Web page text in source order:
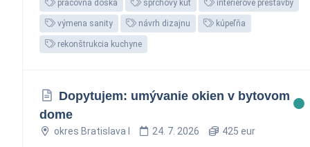
pracovná doska sprchový kút interiérové prestavby
výmena sanity návrh dizajnu kúpeľňa
rekonštrukcia kuchyne
Dopytujem: umývanie okien v bytovom
dome
okres Bratislava I 24. 7. 2026 425 eur